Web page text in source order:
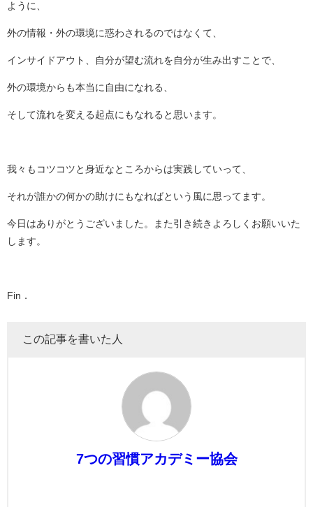
ように、
外の情報・外の環境に惑わされるのではなくて、
インサイドアウト、自分が望む流れを自分が生み出すことで、
外の環境からも本当に自由になれる、
そして流れを変える起点にもなれると思います。
我々もコツコツと身近なところからは実践していって、
それが誰かの何かの助けにもなればという風に思ってます。
今日はありがとうございました。また引き続きよろしくお願いいた
します。
Fin．
この記事を書いた人
7つの習慣アカデミー協会